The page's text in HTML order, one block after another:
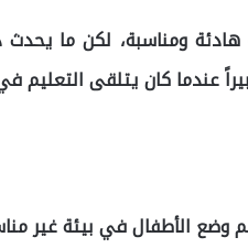
ومناسبة، لكن ما
عندما كان يتلقى التعليم
وضع الأطفال في بيئة غير